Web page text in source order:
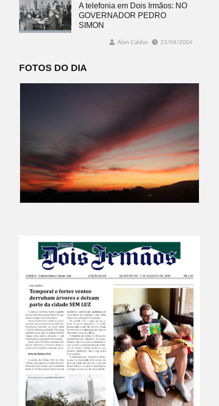
A telefonia em Dois Irmãos: NO
GOVERNADOR PEDRO
SIMON
Alan Caldas 23/04/2026
FOTOS DO DIA